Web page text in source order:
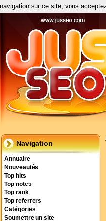
Navigation
Annuaire
Nouveautés
Top hits
Top notes
Top rank
Top referrers
Catégories
Soumettre un site
sur ce site, vous